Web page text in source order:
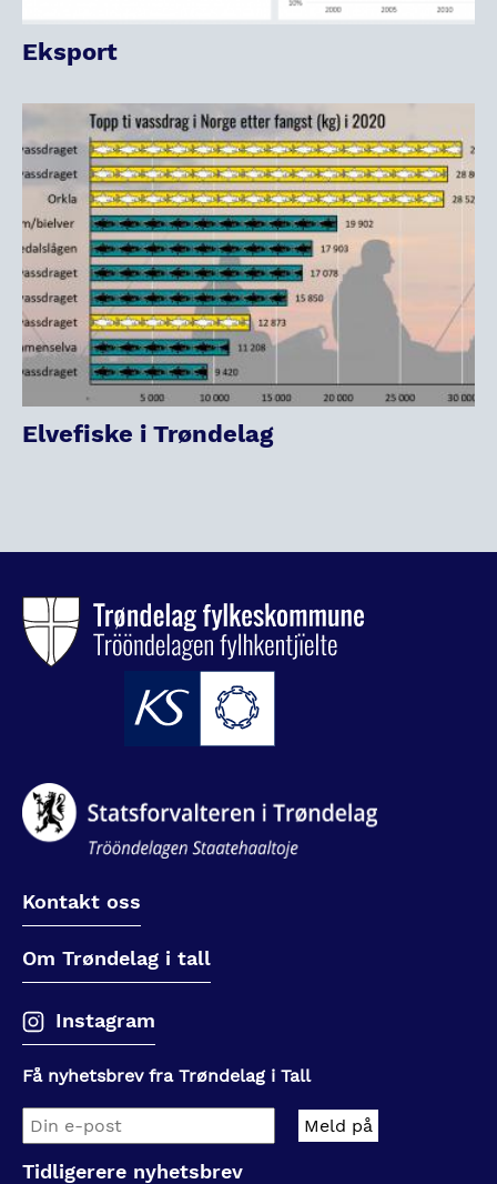
Eksport
Elvefiske i Trøndelag
Kontakt oss
Om Trøndelag i tall
Instagram
Få nyhetsbrev fra Trøndelag i Tall
Tidligerere nyhetsbrev